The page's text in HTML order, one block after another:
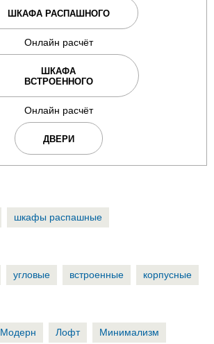
ШКАФА РАСПАШНОГО
Онлайн расчёт
ШКАФА
ВСТРОЕННОГО
Онлайн расчёт
ДВЕРИ
шкафы распашные
угловые встроенные корпусные
Модерн Лофт
Минимализм